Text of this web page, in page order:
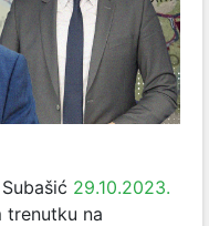
29.10.2023.
trenutku na